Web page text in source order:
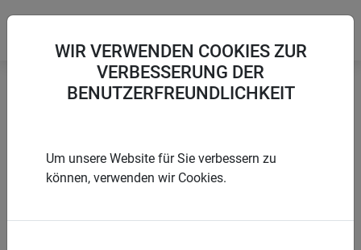
PRODUKTE
WIR VERWENDEN COOKIES ZUR
VERBESSERUNG DER
BENUTZERFREUNDLICHKEIT
Um unsere Website für Sie verbessern zu
können, verwenden wir Cookies.